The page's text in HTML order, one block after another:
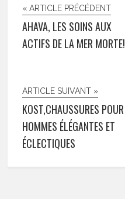
« ARTICLE PRÉCÉDENT
AHAVA, LES SOINS AUX
ACTIFS DE LA MER MORTE!
ARTICLE SUIVANT »
KOST,CHAUSSURES POUR
HOMMES ÉLÉGANTES ET
ÉCLECTIQUES